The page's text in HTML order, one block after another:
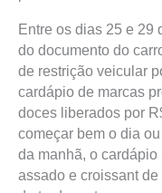
Entre os dias 25 e 29
do documento do
de restrição veicular
cardápio de marcas
doces liberados por
começar bem o dia
da manhã, o
assado e croissant